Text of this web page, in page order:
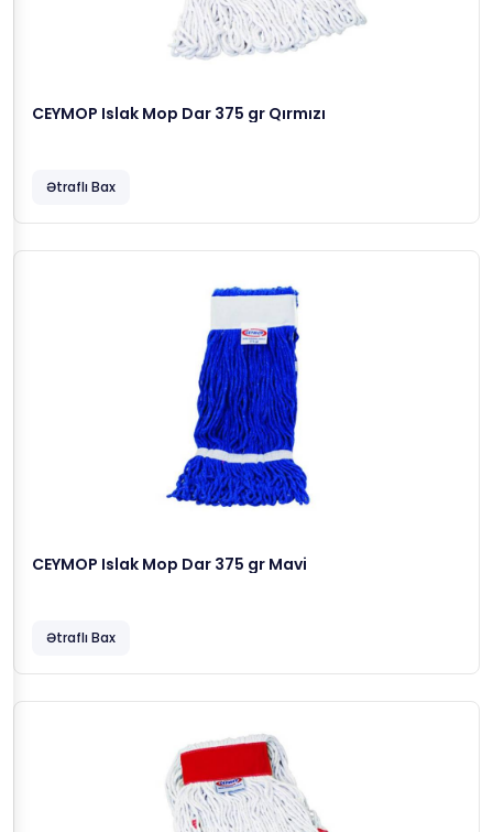
CEYMOP Islak Mop Dar 375 gr Qırmızı
Ətraflı Bax
CEYMOP Islak Mop Dar 375 gr Mavi
Ətraflı Bax